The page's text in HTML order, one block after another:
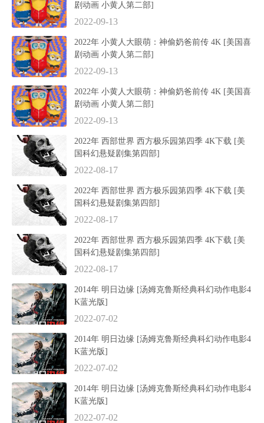
剧动画 小黄人第二部]
2022-09-13
2022年 小黄人大眼萌：神偷奶爸前传 4K [美国喜
剧动画 小黄人第二部]
2022-09-13
2022年 小黄人大眼萌：神偷奶爸前传 4K [美国喜
剧动画 小黄人第二部]
2022-09-13
2022年 西部世界 西方极乐园第四季 4K下载 [美
国科幻悬疑剧集第四部]
2022-08-17
2022年 西部世界 西方极乐园第四季 4K下载 [美
国科幻悬疑剧集第四部]
2022-08-17
2022年 西部世界 西方极乐园第四季 4K下载 [美
国科幻悬疑剧集第四部]
2022-08-17
2014年 明日边缘 [汤姆克鲁斯经典科幻动作电影4
K蓝光版]
2022-07-02
2014年 明日边缘 [汤姆克鲁斯经典科幻动作电影4
K蓝光版]
2022-07-02
2014年 明日边缘 [汤姆克鲁斯经典科幻动作电影4
K蓝光版]
2022-07-02